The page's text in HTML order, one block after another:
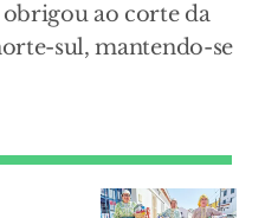
ao corte da
sul, mantendo-se